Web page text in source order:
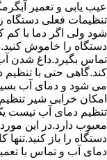
عیب یابی و تعمیر
تنظیمات فعلی
شود ولی اگر دما با کم
دستگاه را خاموش
تماس بگیرد.داغ شدن
کند.گاهی حتی با
می شود و دمای آب
امکان خرابی شیر
تنظیم دمای آب نیست
معیوب دارد.در این
دستگاه را باز
دمای آب و تماس با